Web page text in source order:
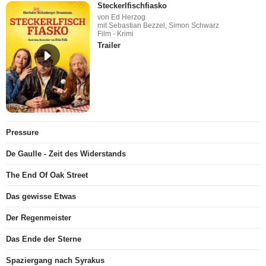
Steckerlfischfiasko
von Ed Herzog
mit Sebastian Bezzel, Simon Schwarz
Film - Krimi
Trailer
Pressure
De Gaulle - Zeit des Widerstands
The End Of Oak Street
Das gewisse Etwas
Der Regenmeister
Das Ende der Sterne
Spaziergang nach Syrakus